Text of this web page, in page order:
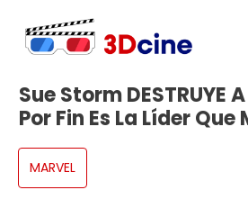
Sue Storm DESTRUYE
Por Fin Es La Líder
MARVEL